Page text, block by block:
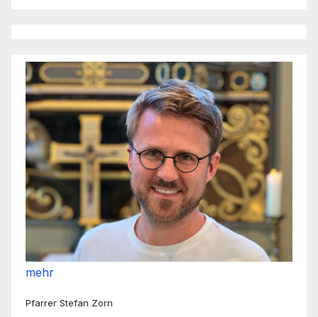
mehr
Pfarrer Stefan Zorn